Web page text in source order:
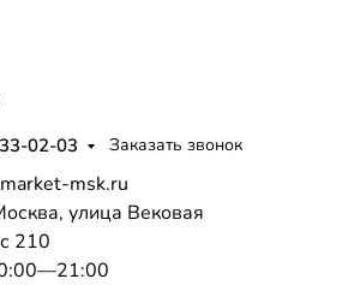
02-03 Заказать звонок
msk.ru
улица Вековая
210